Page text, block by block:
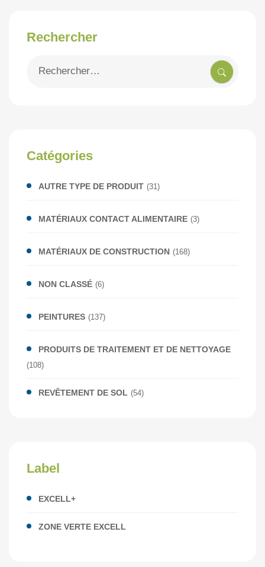
Rechercher
Catégories
AUTRE TYPE DE PRODUIT (31)
MATÉRIAUX CONTACT ALIMENTAIRE (3)
MATÉRIAUX DE CONSTRUCTION (168)
NON CLASSÉ (6)
PEINTURES (137)
PRODUITS DE TRAITEMENT ET DE NETTOYAGE
(108)
REVÊTEMENT DE SOL (54)
Label
EXCELL+
ZONE VERTE EXCELL